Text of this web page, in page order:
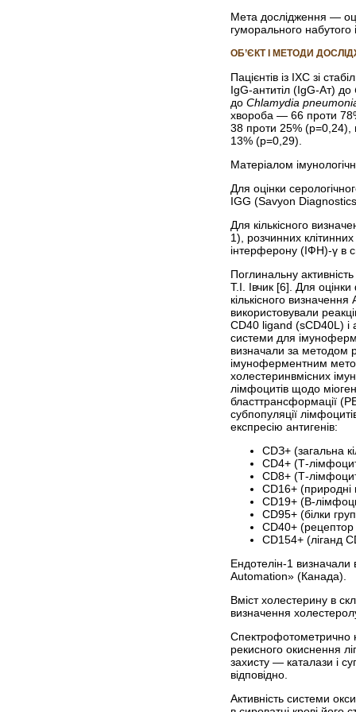
Мета дослідження —
гуморального набутого
ОБ’ЄКТ І МЕТОДИ
Пацієнтів із ІХС зі
IgG-антитіл (IgG-Ат) до
до Chlamydia
хвороба — 66 проти
38 проти 25% (р=0,24),
13% (р=0,29).
Матеріалом
Для оцінки
IGG (Savyon Diagnostics
Для кількісного
1), розчинних
інтерферону (ІФН)-γ в
Поглинальну
Т.І. Івчик [6]. Для
кількісного
використовували
CD40 ligand (sCD40L) і
системи для
визначали за методом
імуноферментним
холе­стеринвмісних
лімфоцитів щодо
бласттрансформації
субпопуляції
експресію антигенів:
СDЗ+ (загальна
СD4+ (Т-
СD8+ (Т-
CD16+ (природні
CD19+ (В-
CD95+ (білки
CD40+ (рецептор
CD154+ (ліганд
Ендотелін-1
Automation» (Канада).
Вміст холестерину в
визначення
Спектрофотометрично
рекисного окиснення
захисту — каталази і
відповідно.
Активність системи